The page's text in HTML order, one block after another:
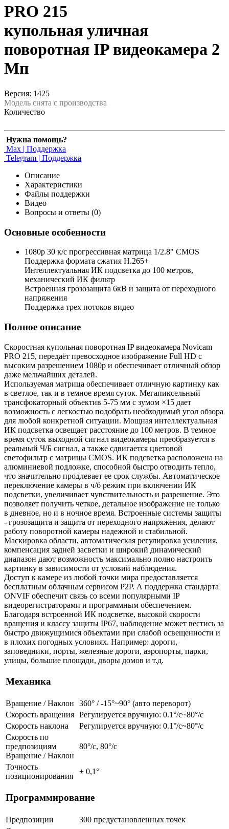
PRO 215
купольная уличная
поворотная IP видеокамера 2
Мп
Версия: 1425
Модель снята с производства
Количество
Нужна помощь?
Max | Поддержка
Telegram | Поддержка
Описание
Характеристики
Файлы поддержки
Видео
Вопросы и ответы (0)
Основные особенности
1080p 30 к/с прогрессивная матрица 1/2.8" CMOS
Поддержка формата сжатия H.265+
Интеллектуальная ИК подсветка до 100 метров,
механический ИК фильтр
Встроенная грозозащита 6кВ и защита от переходного
напряжения
Поддержка трех потоков видео
Полное описание
Скоростная купольная поворотная IP видеокамера Novicam
PRO 215, передаёт превосходное изображение Full HD с
высоким разрешением 1080p и обеспечивает отличный обзор
даже мельчайших деталей.
Используемая матрица обеспечивает отличную картинку как
в светлое, так и в темное время суток. Мегапиксельный
трансфокаторный объектив 5-75 мм с зумом ×15 дает
возможность с легкостью подобрать необходимый угол обзора
для любой конкретной ситуации. Мощная интеллектуальная
ИК подсветка освещает расстояние до 100 метров. В темное
время суток выходной сигнал видеокамеры преобразуется в
реальный Ч/Б сигнал, а также сдвигается цветовой
светофильтр с матрицы CMOS. ИК подсветка расположена на
алюминиевой подложке, способной быстро отводить тепло,
что значительно продлевает ее срок службы. Автоматическое
переключение камеры в ч/б режим при включении ИК
подсветки, увеличивает чувствительность и разрешение. Это
позволяет получить четкое, детальное изображение не только
в дневное, но и в ночное время. Встроенные системы защиты
- грозозащита и защита от переходного напряжения, делают
работу поворотной камеры надежной и стабильной.
Маскировка области, автоматическая регулировка усиления,
компенсация задней засветки и широкий динамический
диапазон дают возможность максимально полно настроить
картинку в зависимости от условий наблюдения.
Доступ к камере из любой точки мира предоставляется
бесплатным облачным сервисом P2P. А поддержка стандарта
ONVIF обеспечит связь со всеми популярными IP
видеорегистраторами и программным обеспечением.
Благодаря встроенной ИК подсветке, высокой скорости
вращения и классу защиты IP67, наблюдение может вестись за
быстро движущимися объектами при слабой освещенности и
в плохих погодных условиях. Например: дороги,
заповедники, порты, железные дороги, аэропорты, парки,
улицы, большие площади, дворы домов и т.д.
Механика
Вращение / Наклон
360° / -15°~90° (авто переворот)
Скорость вращения Регулируется вручную: 0.1°/с~80°/с
Скорость наклона
Регулируется вручную: 0.1°/с~80°/с
Скорость по
предпозициям
Вращение / Наклон
80°/с, 80°/с
Точность
позиционирования
± 0,1°
Программирование
Предпозиции
300 предустановленных точек